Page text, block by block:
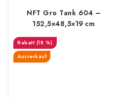
NFT Gro Tank 604 –
152,5×48,5×19 cm
(18 %)
Ausverkauf